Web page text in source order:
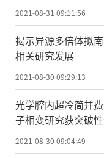
2021-08-31 09:11:56
揭示异源多倍体拟
相关研究发展
2021-08-30 09:29:13
光学腔内超冷简并
子相变研究获突破
2021-08-30 09:04:49